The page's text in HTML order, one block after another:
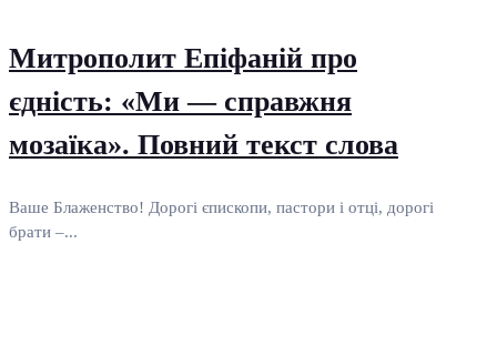
Митрополит Епіфаній про
єдність: «Ми — справжня
мозаїка». Повний текст слова
Ваше Блаженство! Дорогі єпископи, пастори і отці, дорогі
брати –...